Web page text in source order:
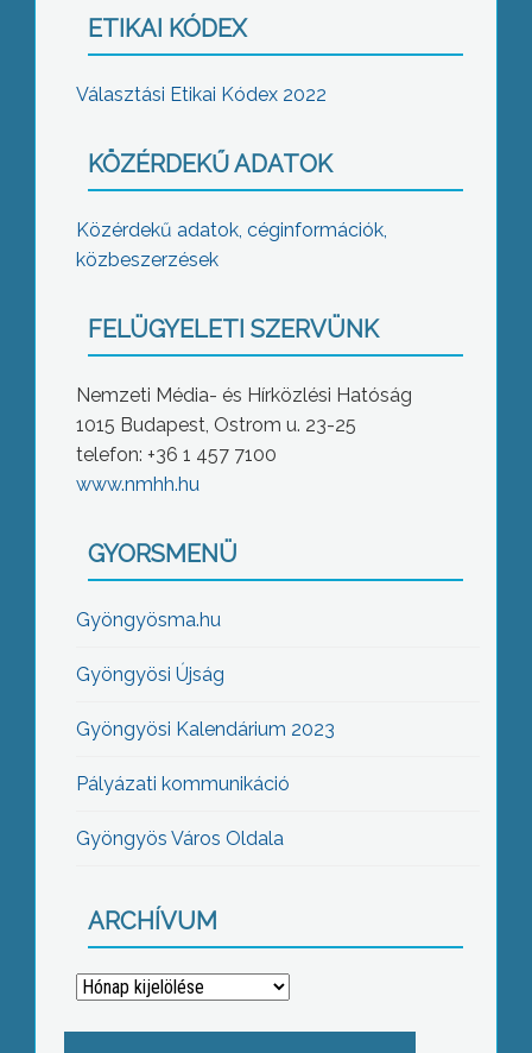
ETIKAI KÓDEX
Választási Etikai Kódex 2022
KÖZÉRDEKŰ ADATOK
Közérdekű adatok, céginformációk,
közbeszerzések
FELÜGYELETI SZERVÜNK
Nemzeti Média- és Hírközlési Hatóság
1015 Budapest, Ostrom u. 23-25
telefon: +36 1 457 7100
www.nmhh.hu
GYORSMENÜ
Gyöngyösma.hu
Gyöngyösi Újság
Gyöngyösi Kalendárium 2023
Pályázati kommunikáció
Gyöngyös Város Oldala
ARCHÍVUM
Archívum